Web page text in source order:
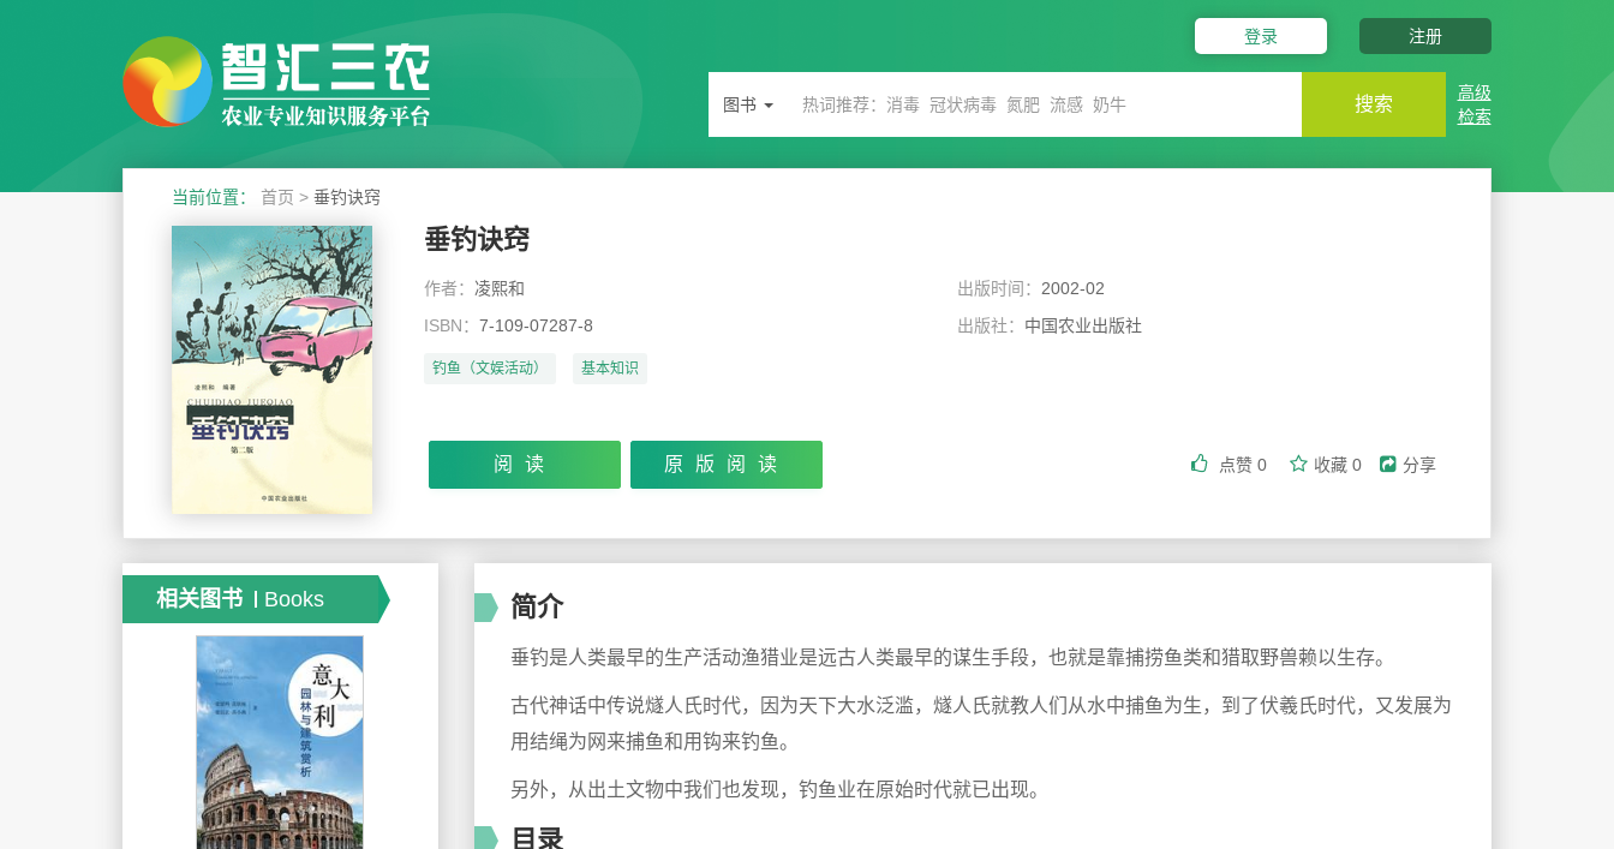
登录 注册
图书 搜索
高级
检索
当前位置： 首页 > 垂钓诀窍
垂钓诀窍
作者： 凌熙和 出版时间： 2002-02
ISBN： 7-109-07287-8 出版社： 中国农业出版社
钓鱼（文娱活动） 基本知识
点赞 0 收藏 0 分享
阅读 原版阅读
简介
垂钓是人类最早的生产活动渔猎业是远古人类最早的谋生手段，也就是靠捕捞鱼类和猎取野兽赖以生存。
古代神话中传说燧人氏时代，因为天下大水泛滥，燧人氏就教人们从水中捕鱼为生，到了伏羲氏时代，又发展为
用结绳为网来捕鱼和用钩来钓鱼。
另外，从出土文物中我们也发现，钓鱼业在原始时代就已出现。
目录
相关图书 Books